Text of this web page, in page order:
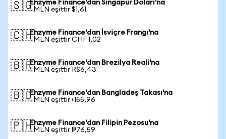
🇸🇬Enzyme Finance'dan Singapur Doları'na
1 MLN eşittir $1,61
🇨🇭Enzyme Finance'dan İsviçre Frangı'na
1 MLN eşittir CHF 1,02
🇧🇷Enzyme Finance'dan Brezilya Reali'na
1 MLN eşittir R$6,43
🇧🇩Enzyme Finance'dan Bangladeş Takası'na
1 MLN eşittir ৳155,96
🇵🇭Enzyme Finance'dan Filipin Pezosu'na
1 MLN eşittir ₱76,59